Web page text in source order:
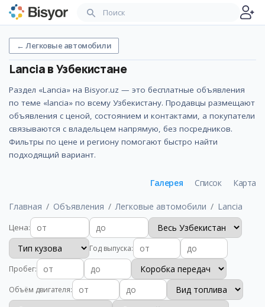
←Легковые автомобили
Lanciaв Узбекистане
Раздел «Lancia» на Bisyor.uz — это бесплатные объявления
по теме «lancia» по всему Узбекистану. Продавцы размещают
объявления с ценой, состоянием и контактами, а покупатели
связываются с владельцем напрямую, без посредников.
Фильтры по цене и региону помогают быстро найти
подходящий вариант.
Главная Объявления Легковые автомобили Lancia
Галерея Список Карта
Цена:
Год выпуска:
Пробег:
Объём двигателя: